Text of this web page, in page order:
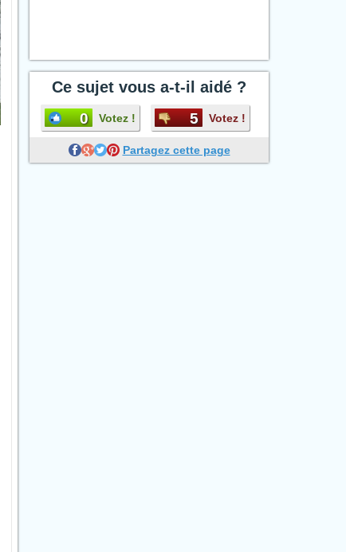
Ce sujet vous a-t-il aidé ?
0 Votez ! 5 Votez !
Partagez cette page